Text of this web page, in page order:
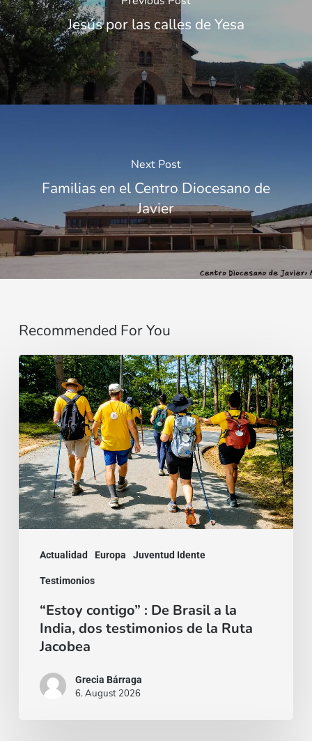
Jesús por las calles de Yesa
Next Post
Familias en el Centro Diocesano de
Javier
Recommended For You
Actualidad Europa Juventud Idente
Testimonios
“Estoy
contigo”
:
De
Brasil
a
la
India,
Ruta
Jacobea
“Estoy contigo” : De Brasil a la
India, dos testimonios de la Ruta
Jacobea
Grecia Bárraga
6. August 2026